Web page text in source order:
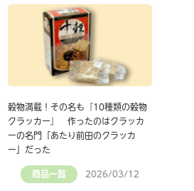
穀物満載！その名も『10種類の穀物
クラッカー』 作ったのはクラッカ
ーの名門「あたり前田のクラッカ
ー」だった
商品一覧 2026/03/12